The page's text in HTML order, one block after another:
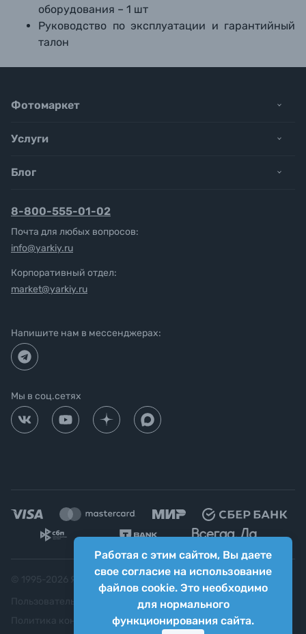
оборудования – 1 шт
Руководство по эксплуатации и гарантийный
талон
Работая с этим сайтом, Вы даете
свое согласие на использование
файлов cookie. Это необходимо
для нормального
функционирования сайта.
Фотомаркет
Услуги
Блог
8-800-555-01-02
Почта для любых вопросов:
info@yarkiy.ru
Корпоративный отдел:
market@yarkiy.ru
Напишите нам в мессенджерах:
Мы в соц.сетях
Яркий фотомаркет ("Яркий Мир")
Пользовательское соглашение
Политика конфиденциальности